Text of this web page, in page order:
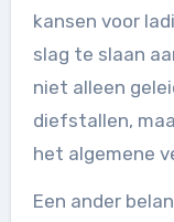
kansen voor
slag te slaan
niet alleen
diefstallen,
het algemene
Een ander